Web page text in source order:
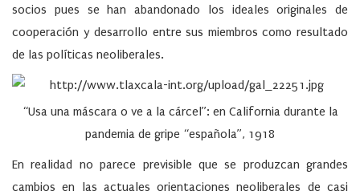
socios pues se han abandonado los ideales originales de
cooperación y desarrollo entre sus miembros como resultado
de las políticas neoliberales.
“Usa una máscara o ve a la cárcel”: en California durante la
pandemia de gripe “española”, 1918
En realidad no parece previsible que se produzcan grandes
cambios en las actuales orientaciones neoliberales de casi